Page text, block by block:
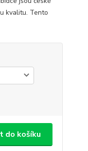
kvalitu. Tento
do košíku